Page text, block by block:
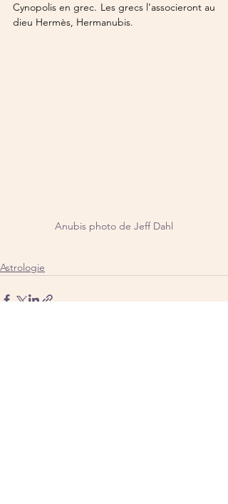
Cynopolis en grec. Les grecs l’associeront au
dieu Hermès, Hermanubis.
Anubis photo de Jeff Dahl
Astrologie